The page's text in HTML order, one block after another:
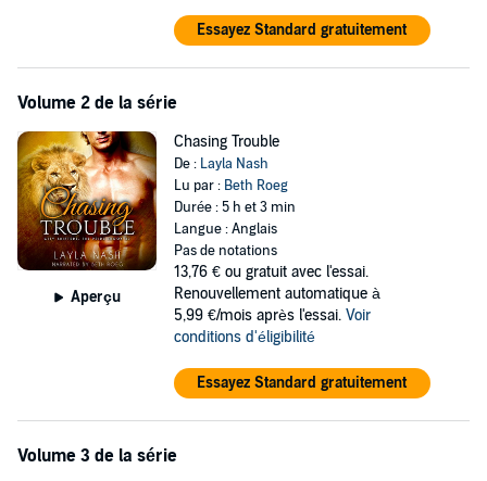
©2015 Layla Nash (P)2018 Layla Nash
Essayez Standard gratuitement
Volume 2 de la série
Aperçu
Chasing Trouble
De : Layla Nash
Lu par : Beth Roeg
Durée : 5 h et 3 min
Langue : Anglais
Pas de notations
13,76 € ou gratuit avec l'essai.
Renouvellement automatique à
5,99 €/mois après l'essai. Voir
conditions d'éligibilité
Essayez Standard gratuitement
Volume 3 de la série